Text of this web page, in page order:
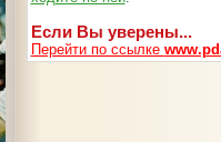
Если Вы уверены...
Перейти по ссылке